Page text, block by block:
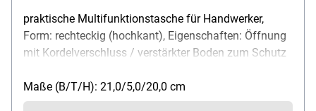
praktische Multifunktionstasche für Handwerker,
Form: rechteckig (hochkant), Eigenschaften: Öffnung
mit Kordelverschluss / verstärkter Boden zum Schutz
beiden Seiten / wasserabweisend / robust /
widerstandsfähig, Trageweise: integrierter Gürtel mit
Maße (B/T/H): 21,0/5,0/20,0 cm